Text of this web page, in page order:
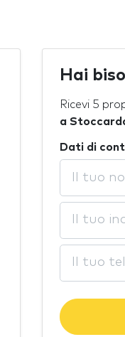
Hai
Ricevi 5
a
Dati di